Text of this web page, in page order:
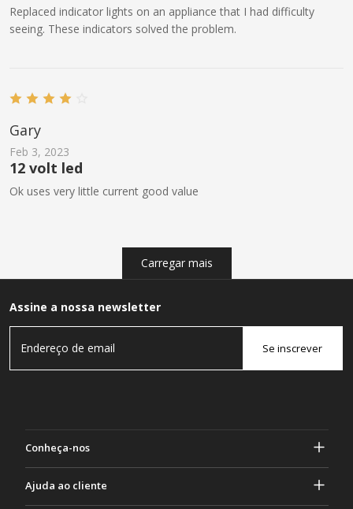
Replaced indicator lights on an appliance that I had difficulty
seeing. These indicators solved the problem.
Gary
Feb 3, 2023
12 volt led
Ok uses very little current good value
Carregar mais
Assine a nossa newsletter
Se inscrever
Conheça-nos
Ajuda ao cliente